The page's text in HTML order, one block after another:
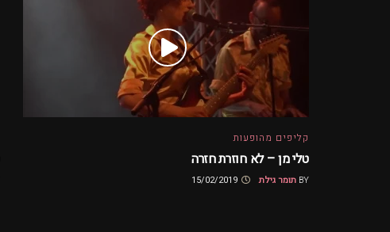
קליפים מהופעות
טלי מן – לא חוזרת חזרה
BY תומר גילת